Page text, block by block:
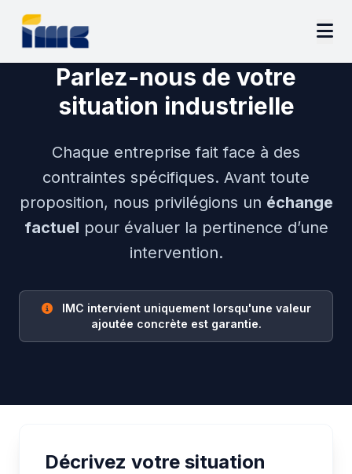
Parlez-nous de votre
situation industrielle
Chaque entreprise fait face à des
contraintes spécifiques. Avant toute
proposition, nous privilégions un échange
factuel pour évaluer la pertinence d’une
intervention.
IMC intervient uniquement lorsqu'une valeur
ajoutée concrète est garantie.
Décrivez votre situation